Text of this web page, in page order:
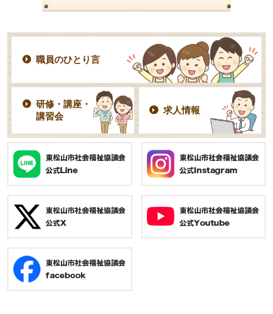
職員のひとり言
研修・講座・
講習会
求人情報